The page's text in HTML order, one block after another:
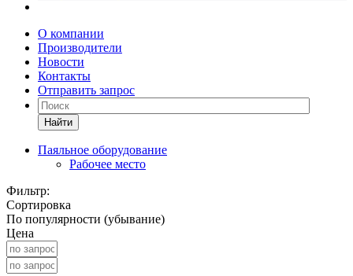
О компании
Производители
Новости
Контакты
Отправить запрос
Найти
Паяльное оборудование
Рабочее место
Фильтр:
Сортировка
По популярности (убывание)
Цена